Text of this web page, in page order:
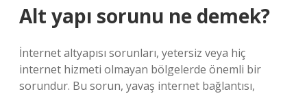
Alt yapı sorunu ne demek?
İnternet altyapısı sorunları, yetersiz veya hiç
internet hizmeti olmayan bölgelerde önemli bir
sorundur. Bu sorun, yavaş internet bağlantısı,